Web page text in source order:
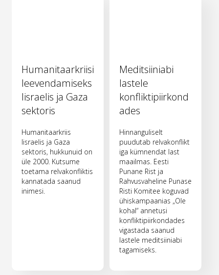
Humanitaarkriisi
leevendamiseks
Iisraelis ja Gaza
sektoris
Humanitaarkriis
Iisraelis ja Gaza
sektoris, hukkunuid on
üle 2000. Kutsume
toetama relvakonfliktis
kannatada saanud
inimesi.
Meditsiiniabi
lastele
konfliktipiirkond
ades
Hinnanguliselt
puudutab relvakonflikt
iga kümnendat last
maailmas. Eesti
Punane Rist ja
Rahvusvaheline Punase
Risti Komitee koguvad
ühiskampaanias „Ole
kohal“ annetusi
konfliktipiirkondades
vigastada saanud
lastele meditsiiniabi
tagamiseks.